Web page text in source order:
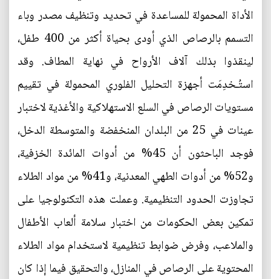
الأداة المحمولة للمساعدة في تحديد وتنظيف مصدر وباء
التسمم بالرصاص الذي أودى بحياة أكثر من 400 طفل،
لينقذوا بذلك آلاف الأرواح في نهاية المطاف. وقد
استُـخدِمَت أجهزة التحليل الفلوري المحمولة في تقييم
مستويات الرصاص في السلع الاستهلاكية والأغذية لاختبار
عينات في 25 من البلدان المنخفضة والمتوسطة الدخل،
فوجد الباحثون أن 45% من أدوات المائدة الخزفية،
و52% من أدوات الطهي المعدنية، و41% من مواد الطلاء
تجاوزت الحدود التنظيمية. وعملت هذه التكنولوجيا على
تمكين بعض الحكومات من اختبار سلامة ألعاب الأطفال
والملاعب، وفرض ضوابط تنظيمية لاستخدام مواد الطلاء
المحتوية على الرصاص في المنازل، والتحقيق فيما إذا كان